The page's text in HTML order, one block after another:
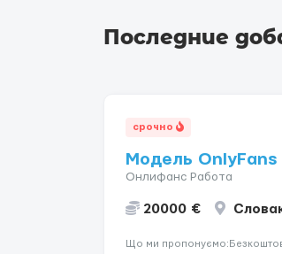
Последние
срочно
Модель OnlyFans
Онлифанс Работа
20000 €
Що ми